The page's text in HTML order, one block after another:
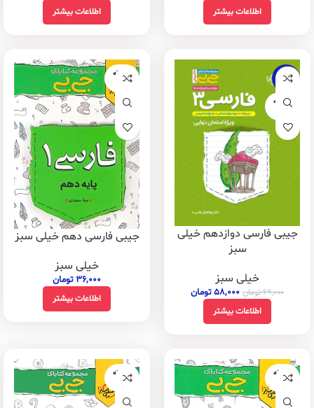
اطلاعات بیشتر اطلاعات بیشتر
-16%
فروخته
جیبی فارسی دوازدهم خیلی
سبز
خیلی سبز
۶۹,۰۰۰تومان ۵۸,۰۰۰ تومان
اطلاعات بیشتر
فروخته
شده
جیبی فارسی دهم خیلی سبز
خیلی سبز
۳۶,۰۰۰ تومان
اطلاعات بیشتر
فروخته
شده
فروخته
شده